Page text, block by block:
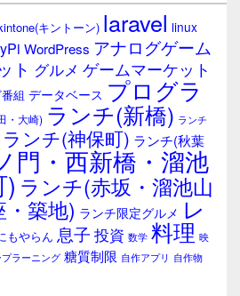
キントーン) laravel linux
WordPress アナログゲーム
ト グルメ ゲームマーケット
組 データベース プログラ
・大崎) ランチ(新橋) ランチ
ランチ(神保町) ランチ(秋葉
門・西新橋・溜池
) ランチ(赤坂・溜池山
築地) ランチ限定グルメ レ
もやらん 息子 投資 数学 料理 映
ラーニング 糖質制限 自作アプリ 自作物